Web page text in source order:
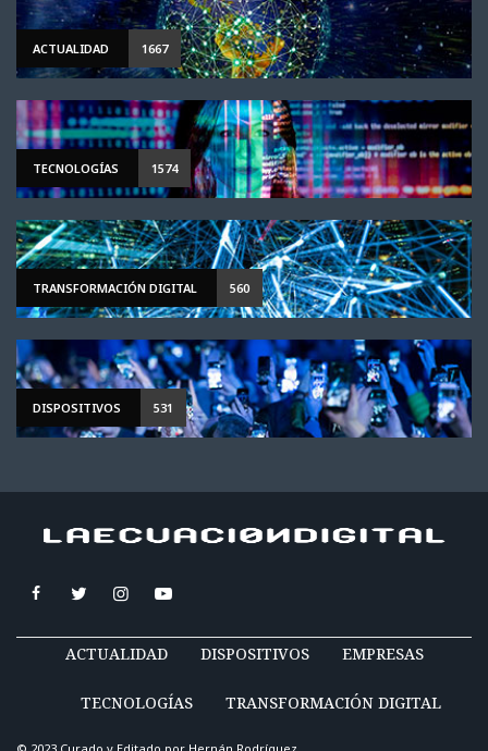
ACTUALIDAD 1667
TECNOLOGÍAS 1574
TRANSFORMACIÓN DIGITAL 560
DISPOSITIVOS 531
ACTUALIDAD DISPOSITIVOS EMPRESAS
TECNOLOGÍAS TRANSFORMACIÓN DIGITAL